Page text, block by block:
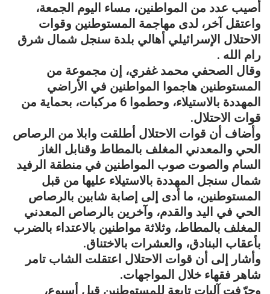
أصيب عدد من المواطنين، مساء اليوم الجمعة،
واعتقل آخر، لدى مهاجمة المستوطنين وقوات
الاحتلال الإسرائيلي أهالي بلدة سنجل شمال شرق
رام الله .
وقال الصحفي محمد غفري، إن مجموعة من
المستوطنين هاجموا المواطنين في الأراضي
المهددة بالاستيلاء، وحطموا 6 مركبات، بحماية من
قوات الاحتلال.
وأضاف أن قوات الاحتلال أطلقت وابلا من الرصاص
الحي والمعدني المغلف بالمطاط وقنابل الغاز
السام والصوت صوب المواطنين في منطقة الرفيد
شمال سنجل المهددة بالاستيلاء عليها من قبل
المستوطنين، ما أدى إلى إصابة شابين بالرصاص
الحي في اليد والقدم، وآخرين بالرصاص المعدني
المغلف بالمطاط، وثلاثة مواطنين بالاعتداء بالضرب
بأعقاب البنادق، والعشرات بالاختناق.
وأشار إلى أن قوات الاحتلال اعتقلت الشاب تامر
شاهر فقهاء خلال المواجهات.
وجرّفت آليات تابعة للمستوطنين قبل أسبوع،